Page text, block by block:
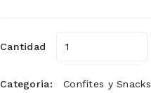
Cantidad
Categoria: Confites y Snacks